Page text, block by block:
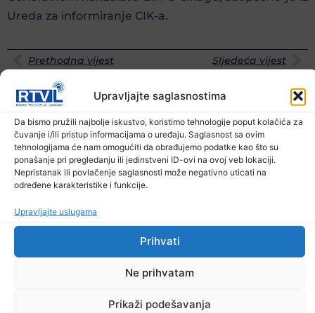
Upravljajte saglasnostima
Da bismo pružili najbolje iskustvo, koristimo tehnologije poput kolačića za
čuvanje i/ili pristup informacijama o uređaju. Saglasnost sa ovim
tehnologijama će nam omogućiti da obrađujemo podatke kao što su
ponašanje pri pregledanju ili jedinstveni ID-ovi na ovoj veb lokaciji.
Nepristanak ili povlačenje saglasnosti može negativno uticati na
određene karakteristike i funkcije.
Upravljajte uslugama
Prihvati
Ne prihvatam
Prikaži podešavanja
Ureda za informiranje CIK-a.
Prethodna vijest Sljedeća vijest
Podijelite na mrežama
Ostale novosti